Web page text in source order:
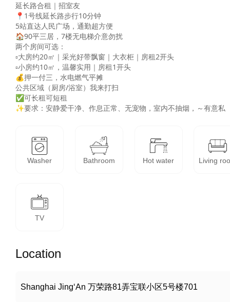
延长路合租｜招室友
📍1号线延长路步行10分钟
5站直达人民广场，通勤超方便
🏠90平三居，7楼无电梯介意勿扰
两个房间可选：
▫️大房约20㎡｜采光好带飘窗｜大衣柜｜房租2开头
▫️小房约10㎡，温馨实用｜房租1开头
💰押一付三，水电燃气平摊
公共区域（厨房/浴室）我来打扫
✅可长租可短租
✨要求：安静爱干净、作息正常、无宠物，室内不抽烟，～有意私
Washer Bathroom Hot water Living
TV
Location
Shanghai Jing‘An 万荣路81弄宝联小区5号楼701